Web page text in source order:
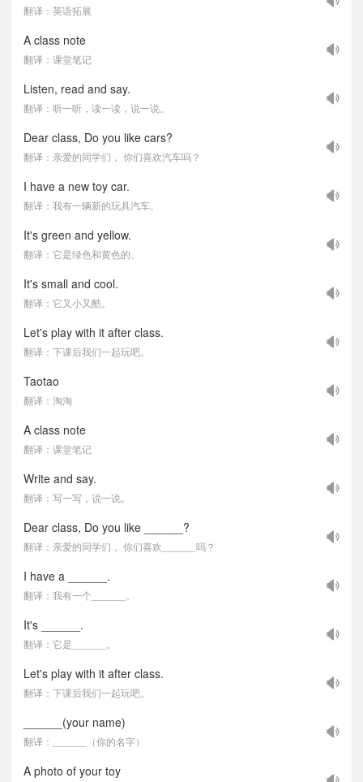
翻译：英语拓展
A class note
翻译：课堂笔记
Listen, read and say.
翻译：听一听，读一读，说一说。
Dear class, Do you like cars?
翻译：亲爱的同学们， 你们喜欢汽车吗？
I have a new toy car.
翻译：我有一辆新的玩具汽车。
It's green and yellow.
翻译：它是绿色和黄色的。
It's small and cool.
翻译：它又小又酷。
Let's play with it after class.
翻译：下课后我们一起玩吧。
Taotao
翻译：淘淘
A class note
翻译：课堂笔记
Write and say.
翻译：写一写，说一说。
Dear class, Do you like ______?
翻译：亲爱的同学们， 你们喜欢______吗？
I have a ______.
翻译：我有一个______。
It's ______.
翻译：它是______。
Let's play with it after class.
翻译：下课后我们一起玩吧。
______(your name)
翻译：______（你的名字）
A photo of your toy